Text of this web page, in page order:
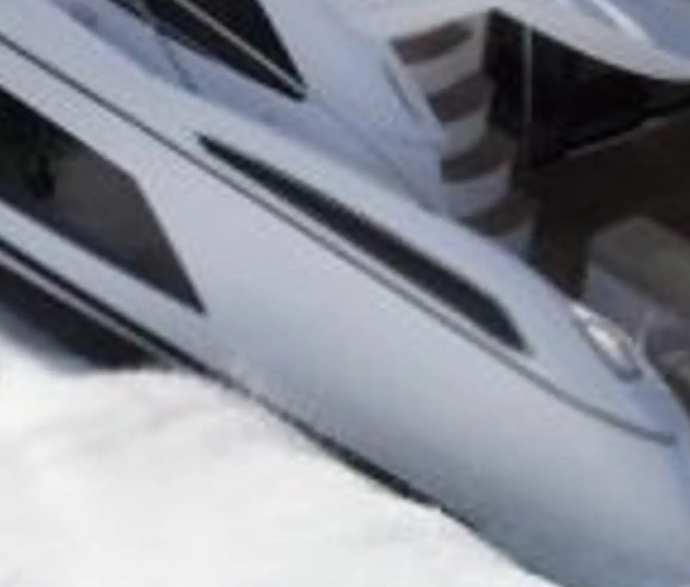
Информация
Карта На Сайта
Контакти
Предпочитания За
STATEMENT
TERMS & CONDITIONS
COOKIE POLICY
RECRUITMENT
Компанията
Употребявани Яхти
Новини
Иновация
Компанията
Екипът
Наследство
Оценете Вашата Яхта